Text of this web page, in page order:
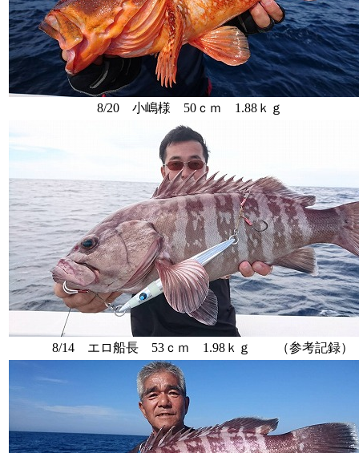
8/20 小嶋様 50ｃｍ 1.88ｋｇ
8/14 エロ船長 53ｃｍ 1.98ｋｇ （参考記録）